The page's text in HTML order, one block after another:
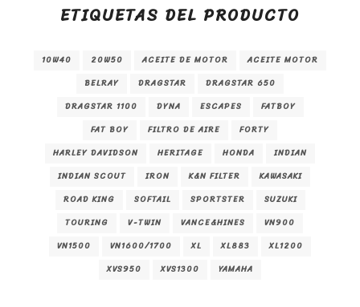
ETIQUETAS DEL PRODUCTO
10W40 20W50 ACEITE DE MOTOR
ACEITE MOTOR
BELRAY
DRAGSTAR
DRAGSTAR 650
DRAGSTAR 1100
DYNA ESCAPES
FATBOY
FAT BOY
FILTRO DE AIRE
FORTY
HARLEY DAVIDSON
HERITAGE HONDA
INDIAN
INDIAN SCOUT
IRON K&N FILTER
KAWASAKI
ROAD KING
SOFTAIL SPORTSTER
SUZUKI
TOURING
V-TWIN VANCE&HINES
VN900
VN1500
VN1600/1700 XL XL883
XL1200
XVS950
XVS1300 YAMAHA